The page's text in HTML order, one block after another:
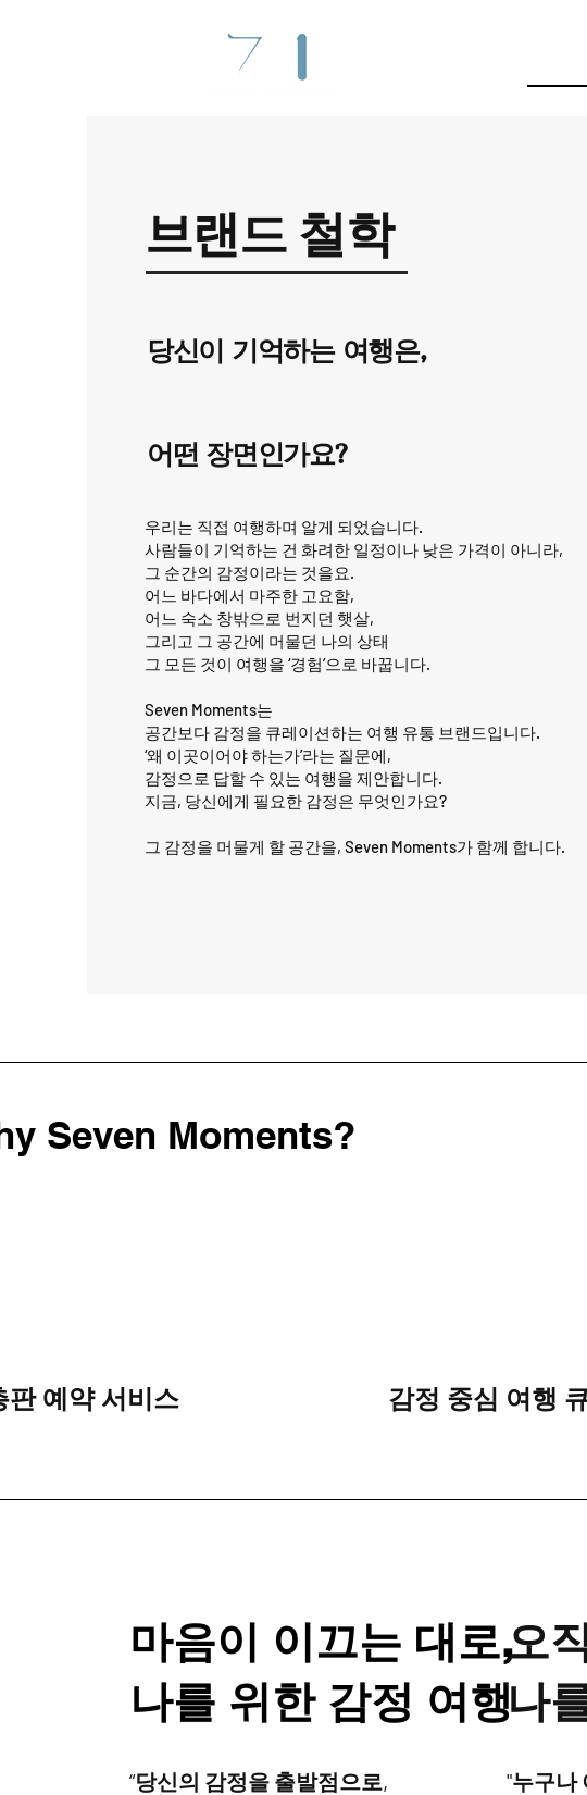
브랜드 철학
당신이 기억하는 여행은,
어떤 장면인가요?
우리는 직접 여행하며 알게 되었습니다.
사람들이 기억하는 건 화려한 일정이나 낮은 가격이 아니라,
그 순간의 감정이라는 것을요.
어느 바다에서 마주한 고요함,
어느 숙소 창밖으로 번지던 햇살,
그리고 그 공간에 머물던 나의 상태
그 모든 것이 여행을 ‘경험’으로 바꿉니다.
Seven Moments는
공간보다 감정을 큐레이션하는 여행 유통 브랜드입니다.
‘왜 이곳이어야 하는가’라는 질문에,
감정으로 답할 수 있는 여행을 제안합니다.
지금, 당신에게 필요한 감정은 무엇인가요?
그 감정을 머물게 할 공간을, Seven Moments가 함께 합니다.
Seven Moments?
판 예약 서비스 감정 중심 여행
​마음이 이끄는 대로,
나를 위한 감정 여행
“당신의 감정을 출발점으로,
오
나
"누구나